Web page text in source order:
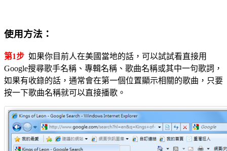
使用方法：
第1步 如果你目前人在美國當地的話，可以試試看直接用
Google搜尋歌手名稱、專輯名稱、歌曲名稱或其中一句歌詞，
如果有收錄的話，通常會在第一個位置顯示相關的歌曲，只要
按一下歌曲名稱就可以直接播歌。